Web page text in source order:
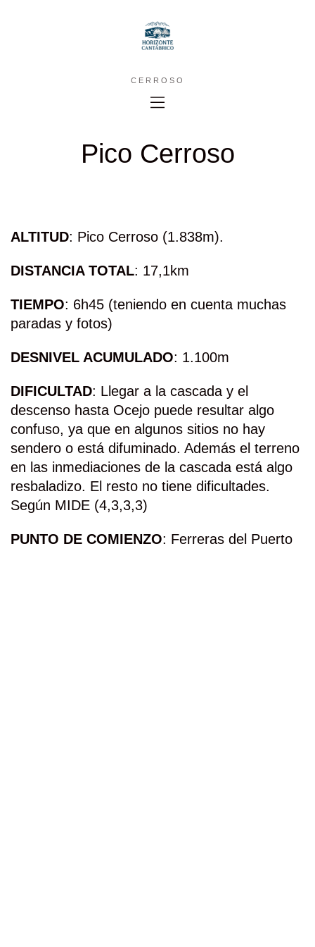
CERROSO
Pico Cerroso
ALTITUD: Pico Cerroso (1.838m).
DISTANCIA TOTAL: 17,1km
TIEMPO: 6h45 (teniendo en cuenta muchas
paradas y fotos)
DESNIVEL ACUMULADO: 1.100m
DIFICULTAD: Llegar a la cascada y el
descenso hasta Ocejo puede resultar algo
confuso, ya que en algunos sitios no hay
sendero o está difuminado. Además el terreno
en las inmediaciones de la cascada está algo
resbaladizo. El resto no tiene dificultades.
Según MIDE (4,3,3,3)
PUNTO DE COMIENZO: Ferreras del Puerto